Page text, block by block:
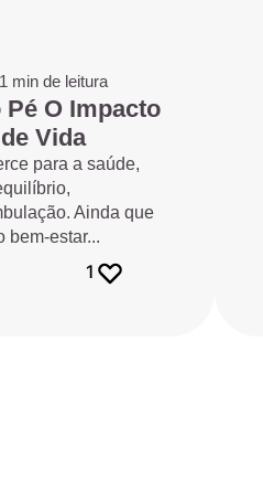
1 min de leitura
O Impacto
Vida
para a saúde,
Ainda que
bem-estar...
1